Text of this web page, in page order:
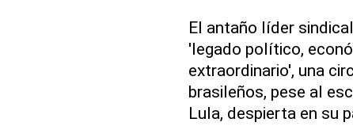
El antaño líder
'legado político,
extraordinario', una
brasileños, pese al
Lula, despierta en su